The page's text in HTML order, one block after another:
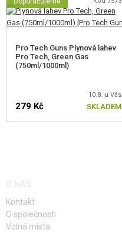
Pro Tech Guns Plynová lahev
Pro Tech, Green Gas
(750ml/1000ml)
10.8. u Vás
279 Kč SKLADEM
O NÁS
Kontakt
O společnosti
Volná místa